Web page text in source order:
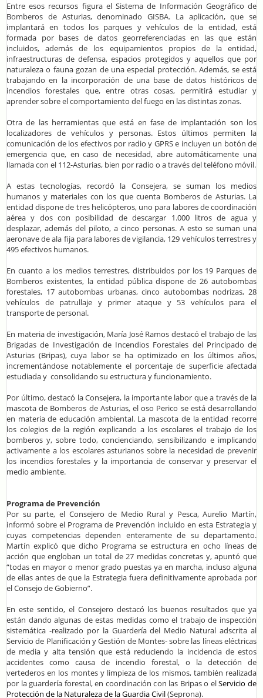
Entre esos recursos figura el Sistema de Información Geográfico de
Bomberos de Asturias, denominado GISBA. La aplicación, que se
implantará en todos los parques y vehículos de la entidad, está
formada por bases de datos georreferenciadas en las que están
incluidos, además de los equipamientos propios de la entidad,
infraestructuras de defensa, espacios protegidos y aquellos que por
naturaleza o fauna gozan de una especial protección. Además, se está
trabajando en la incorporación de una base de datos históricos de
incendios forestales que, entre otras cosas, permitirá estudiar y
aprender sobre el comportamiento del fuego en las distintas zonas.
Otra de las herramientas que está en fase de implantación son los
localizadores de vehículos y personas. Estos últimos permiten la
comunicación de los efectivos por radio y GPRS e incluyen un botón de
emergencia que, en caso de necesidad, abre automáticamente una
llamada con el 112-Asturias, bien por radio o a través del teléfono móvil.
A estas tecnologías, recordó la Consejera, se suman los medios
humanos y materiales con los que cuenta Bomberos de Asturias. La
entidad dispone de tres helicópteros, uno para labores de coordinación
aérea y dos con posibilidad de descargar 1.000 litros de agua y
desplazar, además del piloto, a cinco personas. A esto se suman una
aeronave de ala fija para labores de vigilancia, 129 vehículos terrestres y
495 efectivos humanos.
En cuanto a los medios terrestres, distribuidos por los 19 Parques de
Bomberos existentes, la entidad pública dispone de 26 autobombas
forestales, 17 autobombas urbanas, cinco autobombas nodrizas, 28
vehículos de patrullaje y primer ataque y 53 vehículos para el
transporte de personal.
En materia de investigación, María José Ramos destacó el trabajo de las
Brigadas de Investigación de Incendios Forestales del Principado de
Asturias (Bripas), cuya labor se ha optimizado en los últimos años,
incrementándose notablemente el porcentaje de superficie afectada
estudiada y consolidando su estructura y funcionamiento.
Por último, destacó la Consejera, la importante labor que a través de la
mascota de Bomberos de Asturias, el oso Perico se está desarrollando
en materia de educación ambiental. La mascota de la entidad recorre
los colegios de la región explicando a los escolares el trabajo de los
bomberos y, sobre todo, concienciando, sensibilizando e implicando
activamente a los escolares asturianos sobre la necesidad de prevenir
los incendios forestales y la importancia de conservar y preservar el
medio ambiente.
Programa de Prevención
Por su parte, el Consejero de Medio Rural y Pesca, Aurelio Martín,
informó sobre el Programa de Prevención incluido en esta Estrategia y
cuyas competencias dependen enteramente de su departamento.
Martín explicó que dicho Programa se estructura en ocho líneas de
acción que engloban un total de 27 medidas concretas y, apuntó que
“todas en mayor o menor grado puestas ya en marcha, incluso alguna
de ellas antes de que la Estrategia fuera definitivamente aprobada por
el Consejo de Gobierno”.
En este sentido, el Consejero destacó los buenos resultados que ya
están dando algunas de estas medidas como el trabajo de inspección
sistemática -realizado por la Guardería del Medio Natural adscrita al
Servicio de Planificación y Gestión de Montes- sobre las líneas eléctricas
de media y alta tensión que está reduciendo la incidencia de estos
accidentes como causa de incendio forestal, o la detección de
vertederos en los montes y limpieza de los mismos, también realizada
por la guardería forestal, en coordinación con las Bripas o elServicio de
Protección de la Naturaleza de la Guardia Civil(Seprona).